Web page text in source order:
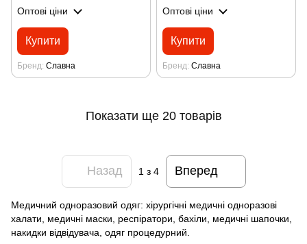
Оптові ціни
Купити
Бренд Славна
Оптові ціни
Купити
Бренд Славна
Показати ще 20 товарів
Назад 1 з 4 Вперед
Медичний одноразовий одяг: хірургічні медичні одноразові
халати, медичні маски, респіратори, бахіли, медичні шапочки,
накидки відвідувача, одяг процедурний.